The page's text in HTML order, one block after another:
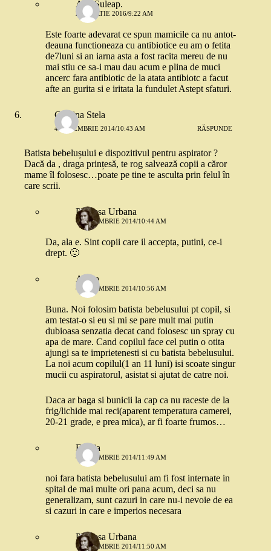
Ana Suleap.
25 MARTIE 2016/9:22 AM
Este foarte adevarat ce spun mamicile ca nu antot-
deauna functioneaza cu antibiotice eu am o fetita
de7luni si an iarna asta a fost racita mereu de nu
mai stiu ce sa-i mau dau acum e plina de muci
ancerc fara antibiotic de la atata antibiotc a facut
afte an gurita si e iritata la fundulet Astept sfaturi.
Cristina Stela
4 DECEMBRIE 2014/10:43 AM RĂSPUNDE
Batista bebelușului e dispozitivul pentru aspirator ?
Dacă da , draga prințesă, te rog salvează copii a căror
mame îl folosesc…poate pe tine te asculta prin felul în
care scrii.
Printesa Urbana
4 DECEMBRIE 2014/10:44 AM
Da, ala e. Sint copii care il accepta, putini, ce-i
drept. 🙂
Adina
4 DECEMBRIE 2014/10:56 AM
Buna. Noi folosim batista bebelusului pt copil, si
am testat-o si eu si mi se pare mult mai putin
dubioasa senzatia decat cand folosesc un spray cu
apa de mare. Cand copilul face cel putin o otita
ajungi sa te imprietenesti si cu batista bebelusului.
La noi acum copilul(1 an 11 luni) isi scoate singur
mucii cu aspiratorul, asistat si ajutat de catre noi.
Daca ar baga si bunicii la cap ca nu raceste de la
frig/lichide mai reci(aparent temperatura camerei,
20-21 grade, e prea mica), ar fi foarte frumos…
Emilia
4 DECEMBRIE 2014/11:49 AM
noi fara batista bebelusului am fi fost internate in
spital de mai multe ori pana acum, deci sa nu
generalizam, sunt cazuri in care nu-i nevoie de ea
si cazuri in care e imperios necesara
Printesa Urbana
4 DECEMBRIE 2014/11:50 AM